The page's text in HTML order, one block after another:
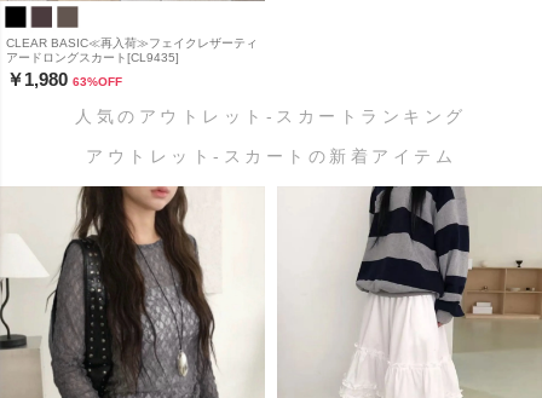
CLEAR BASIC≪再入荷≫フェイクレザーティ
アードロングスカート[CL9435]
￥1,980 63%OFF
人気のアウトレット-スカートランキング
アウトレット-スカートの新着アイテム